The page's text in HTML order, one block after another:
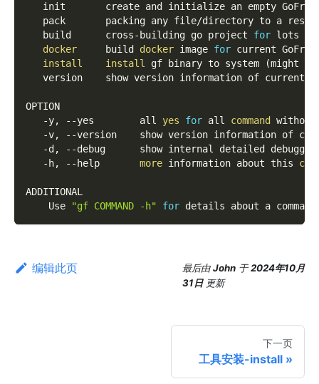
init       create and initialize an empty
pack       packing any file/directory to a
   build      cross-building go project
for lots of
docker
     build
docker image for current
install
install gf binary to system (might
version    show version information of current
OPTION
   -y,
--yes
        all
yes for all command
without
   -v,
--version
show version information of
   -d,
--debug
show internal detailed
   -h,
--help more information about this
ADDITIONAL
    Use
"gf COMMAND -h" for details about a
编辑此页 最后由John 于2024年10月
31日 更新
下一页
工具安装-install